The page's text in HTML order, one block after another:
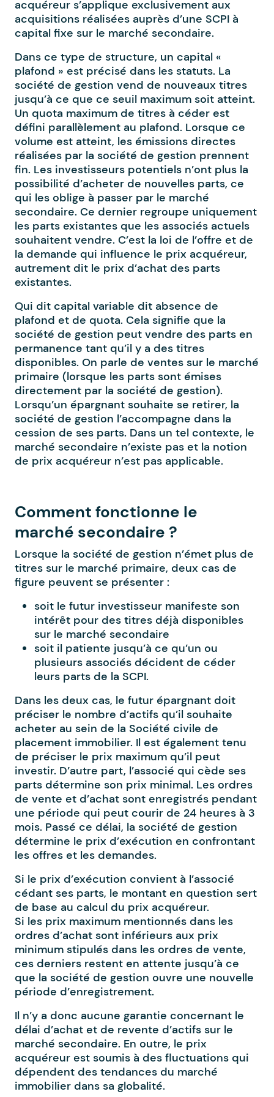
acquéreur s’applique exclusivement aux
acquisitions réalisées auprès d’une SCPI à
capital fixe sur le marché secondaire.
Dans ce type de structure, un capital «
plafond » est précisé dans les statuts. La
société de gestion vend de nouveaux titres
jusqu’à ce que ce seuil maximum soit atteint.
Un quota maximum de titres à céder est
défini parallèlement au plafond. Lorsque ce
volume est atteint, les émissions directes
réalisées par la société de gestion prennent
fin. Les investisseurs potentiels n’ont plus la
possibilité d’acheter de nouvelles parts, ce
qui les oblige à passer par le marché
secondaire. Ce dernier regroupe uniquement
les parts existantes que les associés actuels
souhaitent vendre. C’est la loi de l’offre et de
la demande qui influence le prix acquéreur,
autrement dit le prix d’achat des parts
existantes.
Qui dit capital variable dit absence de
plafond et de quota. Cela signifie que la
société de gestion peut vendre des parts en
permanence tant qu’il y a des titres
disponibles. On parle de ventes sur le marché
primaire (lorsque les parts sont émises
directement par la société de gestion).
Lorsqu’un épargnant souhaite se retirer, la
société de gestion l’accompagne dans la
cession de ses parts. Dans un tel contexte, le
marché secondaire n’existe pas et la notion
de prix acquéreur n’est pas applicable.
Comment fonctionne le
marché secondaire ?
Lorsque la société de gestion n’émet plus de
titres sur le marché primaire, deux cas de
figure peuvent se présenter :
soit le futur investisseur manifeste son
intérêt pour des titres déjà disponibles
sur le marché secondaire
soit il patiente jusqu’à ce qu’un ou
plusieurs associés décident de céder
leurs parts de la SCPI.
Dans les deux cas, le futur épargnant doit
préciser le nombre d’actifs qu’il souhaite
acheter au sein de la Société civile de
placement immobilier. Il est également tenu
de préciser le prix maximum qu’il peut
investir. D’autre part, l’associé qui cède ses
parts détermine son prix minimal. Les ordres
de vente et d’achat sont enregistrés pendant
une période qui peut courir de 24 heures à 3
mois. Passé ce délai, la société de gestion
détermine le prix d’exécution en confrontant
les offres et les demandes.
Si le prix d’exécution convient à l’associé
cédant ses parts, le montant en question sert
de base au calcul du prix acquéreur.
Si les prix maximum mentionnés dans les
ordres d’achat sont inférieurs aux prix
minimum stipulés dans les ordres de vente,
ces derniers restent en attente jusqu’à ce
que la société de gestion ouvre une nouvelle
période d’enregistrement.
Il n’y a donc aucune garantie concernant le
délai d’achat et de revente d’actifs sur le
marché secondaire. En outre, le prix
acquéreur est soumis à des fluctuations qui
dépendent des tendances du marché
immobilier dans sa globalité.